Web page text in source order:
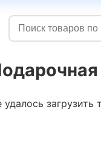
удалось